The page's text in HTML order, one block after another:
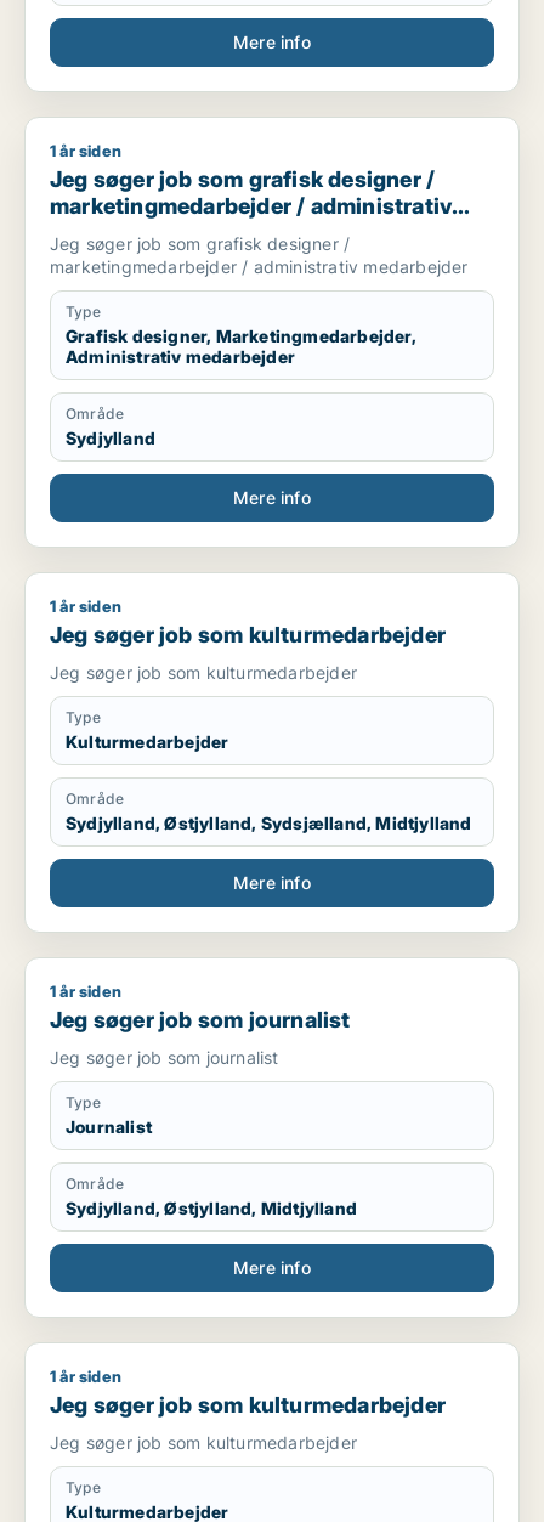
Mere info
Jeg søger job som grafisk designer /
1 år siden
Jeg søger job som grafisk designer /
marketingmedarbejder / administrativ
medarbejder
Jeg søger job som grafisk designer /
marketingmedarbejder / administrativ medarbejder
Type
Grafisk designer, Marketingmedarbejder,
Administrativ medarbejder
Område
Sydjylland
Mere info
Jeg søger job som kulturmedarbejder
1 år siden
Jeg søger job som kulturmedarbejder
Jeg søger job som kulturmedarbejder
Type
Kulturmedarbejder
Område
Sydjylland, Østjylland, Sydsjælland, Midtjylland
Mere info
Jeg søger job som journalist
1 år siden
Jeg søger job som journalist
Jeg søger job som journalist
Type
Journalist
Område
Sydjylland, Østjylland, Midtjylland
Mere info
Jeg søger job som kulturmedarbejder
1 år siden
Jeg søger job som kulturmedarbejder
Jeg søger job som kulturmedarbejder
Type
Kulturmedarbejder